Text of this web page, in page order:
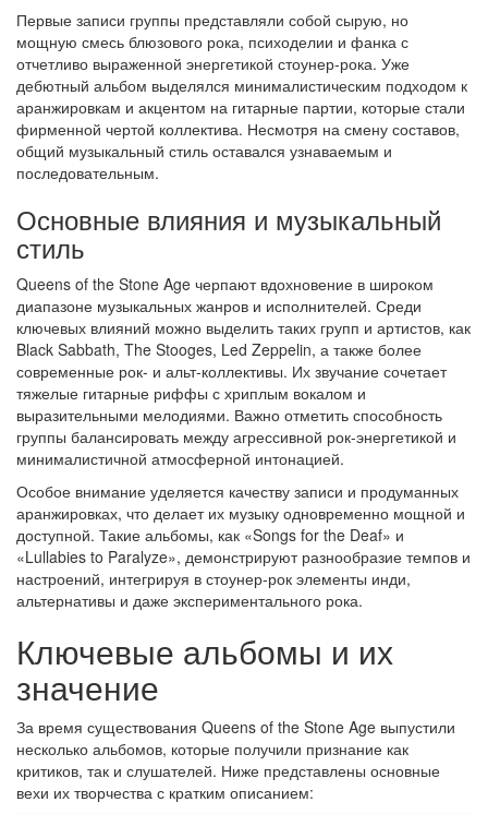
Первые записи группы представляли собой сырую, но
мощную смесь блюзового рока, психоделии и фанка с
отчетливо выраженной энергетикой стоунер-рока. Уже
дебютный альбом выделялся минималистическим подходом к
аранжировкам и акцентом на гитарные партии, которые стали
фирменной чертой коллектива. Несмотря на смену составов,
общий музыкальный стиль оставался узнаваемым и
последовательным.
Основные влияния и музыкальный
стиль
Queens of the Stone Age черпают вдохновение в широком
диапазоне музыкальных жанров и исполнителей. Среди
ключевых влияний можно выделить таких групп и артистов, как
Black Sabbath, The Stooges, Led Zeppelin, а также более
современные рок- и альт-коллективы. Их звучание сочетает
тяжелые гитарные риффы с хриплым вокалом и
выразительными мелодиями. Важно отметить способность
группы балансировать между агрессивной рок-энергетикой и
минималистичной атмосферной интонацией.
Особое внимание уделяется качеству записи и продуманных
аранжировках, что делает их музыку одновременно мощной и
доступной. Такие альбомы, как «Songs for the Deaf» и
«Lullabies to Paralyze», демонстрируют разнообразие темпов и
настроений, интегрируя в стоунер-рок элементы инди,
альтернативы и даже экспериментального рока.
Ключевые альбомы и их
значение
За время существования Queens of the Stone Age выпустили
несколько альбомов, которые получили признание как
критиков, так и слушателей. Ниже представлены основные
вехи их творчества с кратким описанием: